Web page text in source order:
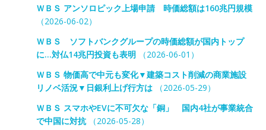
ＷＢＳ アンソロピック上場申請 時価総額は160兆円規模
（2026-06-02）
ＷＢＳ ソフトバンクグループの時価総額が国内トップ
に…対仏14兆円投資も表明（2026-06-01）
ＷＢＳ 物価高で中元も変化▼建築コスト削減の商業施設
リノベ活況▼日銀利上げ行方は（2026-05-29）
ＷＢＳ スマホやEVに不可欠な「銅」 国内4社が事業統合
で中国に対抗（2026-05-28）